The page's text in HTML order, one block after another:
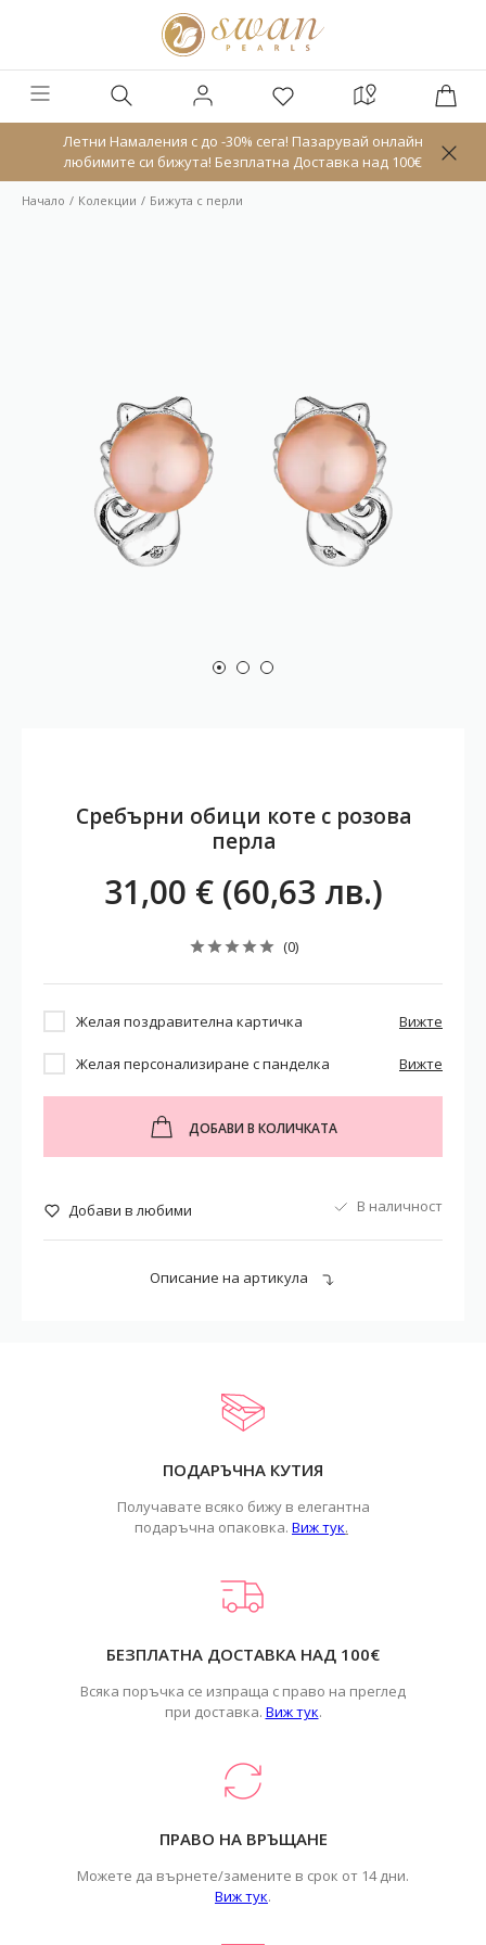
Летни Намаления с до -30% сега! Пазарувай онлайн
любимите си бижута! Безплатна Доставка над 100€
Начало Колекции Бижута с перли
Сребърни обици коте с розова
перла
31,00 € (60,63 лв.)
(0)
Желая поздравителна картичка Вижте
Желая персонализиране с панделка Вижте
ДОБАВИ В КОЛИЧКАТА
Добави в любими В наличност
Описание на артикула
ПОДАРЪЧНА КУТИЯ
Получавате всяко бижу в елегантна
подаръчна опаковка. Виж тук.
БЕЗПЛАТНА ДОСТАВКА НАД 100€
Всяка поръчка се изпраща с право на преглед
при доставка. Виж тук.
ПРАВО НА ВРЪЩАНЕ
Можете да върнете/замените в срок от 14 дни.
Виж тук.